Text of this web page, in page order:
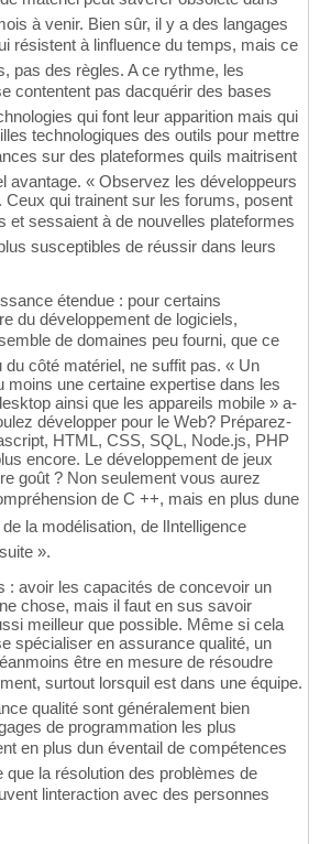
à venir. Bien sûr, il y a des langages
résistent à linfluence du temps, mais ce
pas des règles. A ce rythme, les
contentent pas dacquérir des bases
qui font leur apparition mais qui
technologiques des outils pour mettre
sur des plateformes quils maitrisent
avantage. « Observez les développeurs
qui trainent sur les forums, posent
et sessaient à de nouvelles plateformes
susceptibles de réussir dans leurs
étendue : pour certains
du développement de logiciels,
de domaines peu fourni, que ce
du côté matériel, ne suffit pas. « Un
moins une certaine expertise dans les
ainsi que les appareils mobile » a-
développer pour le Web? Préparez-
HTML, CSS, SQL, Node.js, PHP
encore. Le développement de jeux
goût ? Non seulement vous aurez
de C ++, mais en plus dune
la modélisation, de lIntelligence
».
: avoir les capacités de concevoir un
chose, mais il faut en sus savoir
meilleur que possible. Même si cela
spécialiser en assurance qualité, un
être en mesure de résoudre
surtout lorsquil est dans une équipe.
qualité sont généralement bien
de programmation les plus
en plus dun éventail de compétences
que la résolution des problèmes de
linteraction avec des personnes